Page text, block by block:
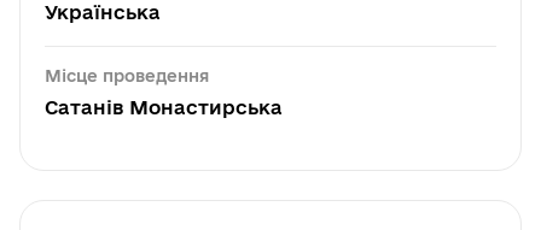
Українська
Місце проведення
Сатанів Монастирська